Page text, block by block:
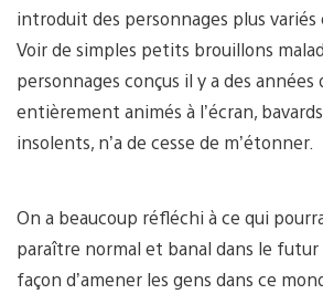
introduit des personnages plus variés
Voir de simples petits brouillons
personnages conçus il y a des années
entièrement animés à l’écran,
insolents, n’a de cesse de m’étonner.
On a beaucoup réfléchi à ce qui
paraître normal et banal dans le futur
façon d’amener les gens dans ce